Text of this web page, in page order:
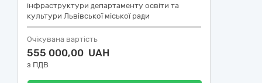
інфраструктури департаменту освіти та
культури Львівської міської ради
Очікувана вартість
555 000,00 UAH
з ПДВ